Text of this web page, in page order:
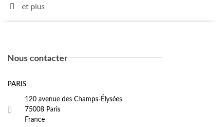
et plus
Nous contacter
PARIS
120 avenue des Champs-Élysées
75008 Paris
France